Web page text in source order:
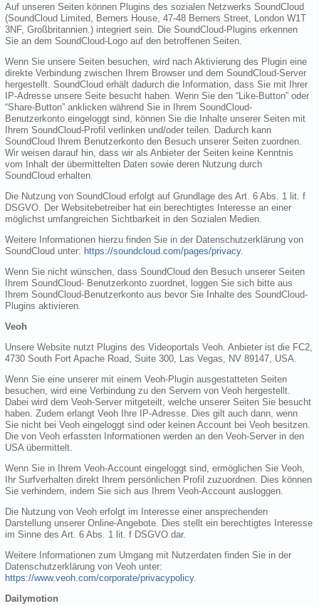
Auf unseren Seiten können Plugins des sozialen Netzwerks SoundCloud
(SoundCloud Limited, Berners House, 47-48 Berners Street, London W1T
3NF, Großbritannien.) integriert sein. Die SoundCloud-Plugins erkennen
Sie an dem SoundCloud-Logo auf den betroffenen Seiten.
Wenn Sie unsere Seiten besuchen, wird nach Aktivierung des Plugin eine
direkte Verbindung zwischen Ihrem Browser und dem SoundCloud-Server
hergestellt. SoundCloud erhält dadurch die Information, dass Sie mit Ihrer
IP-Adresse unsere Seite besucht haben. Wenn Sie den “Like-Button” oder
“Share-Button” anklicken während Sie in Ihrem SoundCloud-
Benutzerkonto eingeloggt sind, können Sie die Inhalte unserer Seiten mit
Ihrem SoundCloud-Profil verlinken und/oder teilen. Dadurch kann
SoundCloud Ihrem Benutzerkonto den Besuch unserer Seiten zuordnen.
Wir weisen darauf hin, dass wir als Anbieter der Seiten keine Kenntnis
vom Inhalt der übermittelten Daten sowie deren Nutzung durch
SoundCloud erhalten.
Die Nutzung von SoundCloud erfolgt auf Grundlage des Art. 6 Abs. 1 lit. f
DSGVO. Der Websitebetreiber hat ein berechtigtes Interesse an einer
möglichst umfangreichen Sichtbarkeit in den Sozialen Medien.
Weitere Informationen hierzu finden Sie in der Datenschutzerklärung von
SoundCloud unter: https://soundcloud.com/pages/privacy.
Wenn Sie nicht wünschen, dass SoundCloud den Besuch unserer Seiten
Ihrem SoundCloud- Benutzerkonto zuordnet, loggen Sie sich bitte aus
Ihrem SoundCloud-Benutzerkonto aus bevor Sie Inhalte des SoundCloud-
Plugins aktivieren.
Veoh
Unsere Website nutzt Plugins des Videoportals Veoh. Anbieter ist die FC2,
4730 South Fort Apache Road, Suite 300, Las Vegas, NV 89147, USA.
Wenn Sie eine unserer mit einem Veoh-Plugin ausgestatteten Seiten
besuchen, wird eine Verbindung zu den Servern von Veoh hergestellt.
Dabei wird dem Veoh-Server mitgeteilt, welche unserer Seiten Sie besucht
haben. Zudem erlangt Veoh Ihre IP-Adresse. Dies gilt auch dann, wenn
Sie nicht bei Veoh eingeloggt sind oder keinen Account bei Veoh besitzen.
Die von Veoh erfassten Informationen werden an den Veoh-Server in den
USA übermittelt.
Wenn Sie in Ihrem Veoh-Account eingeloggt sind, ermöglichen Sie Veoh,
Ihr Surfverhalten direkt Ihrem persönlichen Profil zuzuordnen. Dies können
Sie verhindern, indem Sie sich aus Ihrem Veoh-Account ausloggen.
Die Nutzung von Veoh erfolgt im Interesse einer ansprechenden
Darstellung unserer Online-Angebote. Dies stellt ein berechtigtes Interesse
im Sinne des Art. 6 Abs. 1 lit. f DSGVO dar.
Weitere Informationen zum Umgang mit Nutzerdaten finden Sie in der
Datenschutzerklärung von Veoh unter:
https://www.veoh.com/corporate/privacypolicy.
Dailymotion